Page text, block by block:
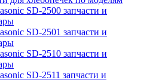
SD-2500 запчасти и
SD-2501 запчасти и
SD-2510 запчасти и
SD-2511 запчасти и